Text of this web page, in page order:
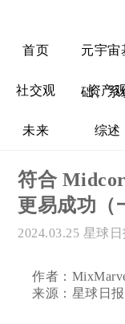
首页 元宇宙
础、系
社交观 资产
未来 综述
符合
更易成功（
2024.03.25 星球日
作者：
来源：星球日报